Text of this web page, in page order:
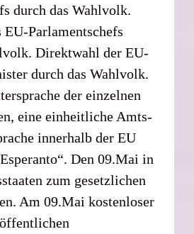
durch das Wahlvolk.
Parlamentschefs
Direktwahl der EU-
durch das Wahlvolk.
der einzelnen
eine einheitliche Amts-
innerhalb der EU
Den 09.Mai in
zum gesetzlichen
Am 09.Mai kostenloser